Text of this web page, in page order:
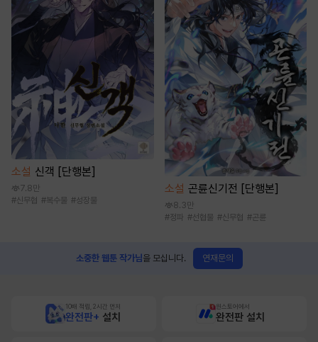
소설 신객 [단행본]
7.8만
#신무협 #복수물 #성장물
소설 곤륜신기전 [단행본]
8.3만
#정파 #선협물 #신무협 #곤륜
소중한 웹툰 작가님을 모십니다. 연재문의
10배 적립, 2시간 먼저
완전판+ 설치
원스토어에서
완전판 설치